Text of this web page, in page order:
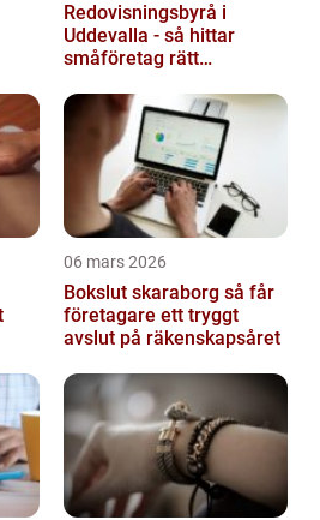
Redovisningsbyrå i
Uddevalla - så hittar
småföretag rätt
06 mars 2026
Bokslut skaraborg så får
företagare ett tryggt
avslut på räkenskapsåret